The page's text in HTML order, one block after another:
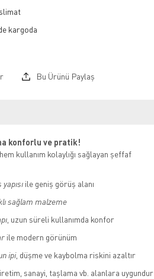
kargoda
Bu Ürünü Paylaş
konforlu ve pratik!
kullanım kolaylığı sağlayan şeffaf
ile geniş görüş alanı
sağlam malzeme
, uzun süreli kullanımda konfor
ile modern görünüm
ipi, düşme ve kaybolma riskini azaltır
sanayi, taşlama vb. alanlara uygundur